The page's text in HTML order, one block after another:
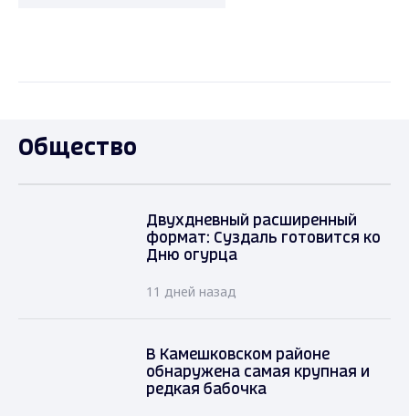
Общество
Двухдневный расширенный
формат: Суздаль готовится ко
Дню огурца
11 дней назад
В Камешковском районе
обнаружена самая крупная и
редкая бабочка